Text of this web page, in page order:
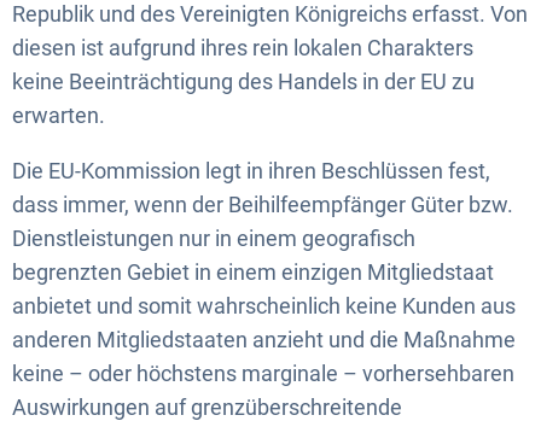
Republik und des Vereinigten Königreichs erfasst. Von
diesen ist aufgrund ihres rein lokalen Charakters
keine Beeinträchtigung des Handels in der EU zu
erwarten.
Die EU-Kommission legt in ihren Beschlüssen fest,
dass immer, wenn der Beihilfeempfänger Güter bzw.
Dienstleistungen nur in einem geografisch
begrenzten Gebiet in einem einzigen Mitgliedstaat
anbietet und somit wahrscheinlich keine Kunden aus
anderen Mitgliedstaaten anzieht und die Maßnahme
keine – oder höchstens marginale – vorhersehbaren
Auswirkungen auf grenzüberschreitende